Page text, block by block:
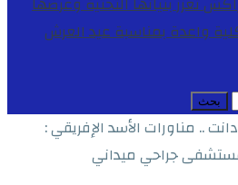
واعدة بمناسبة عيد العرش
.. مناورات الأسد الإفريقي :
جراحي ميداني